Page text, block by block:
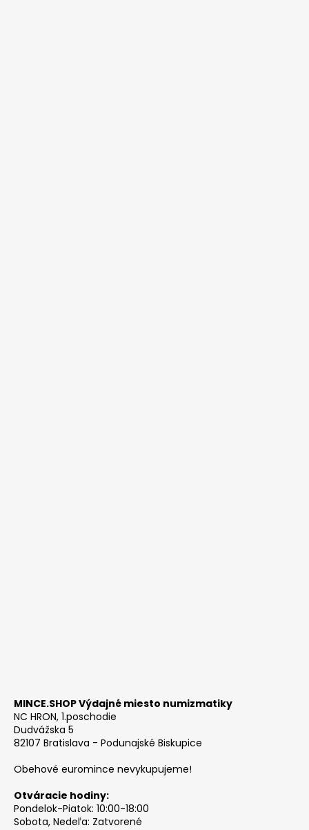
MINCE.SHOP Výdajné miesto numizmatiky
NC HRON, 1.poschodie
Dudvážska 5
82107 Bratislava - Podunajské Biskupice
Obehové euromince nevykupujeme!
Otváracie hodiny:
Pondelok-Piatok: 10:00-18:00
Sobota, Nedeľa: Zatvorené